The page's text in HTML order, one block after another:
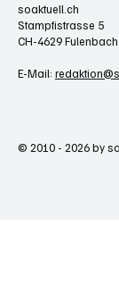
soaktuell.ch
Stampfistrasse 5
CH-4629 Fulenbach
E-Mail:
© 2010 - 2026 by